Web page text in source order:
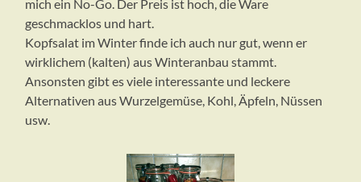
mich ein No-Go. Der Preis ist hoch, die Ware
geschmacklos und hart.
Kopfsalat im Winter finde ich auch nur gut, wenn er
wirklichem (kalten) aus Winteranbau stammt.
Ansonsten gibt es viele interessante und leckere
Alternativen aus Wurzelgemüse, Kohl, Äpfeln, Nüssen
usw.